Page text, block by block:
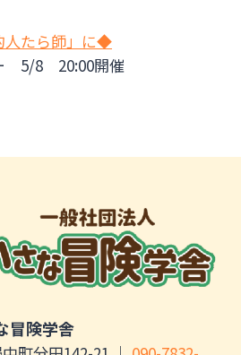
人たら師」に◆
5/8 20:00開催
冒険学舎